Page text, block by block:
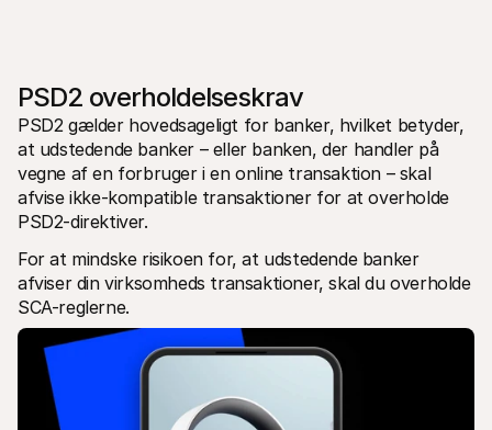
PSD2 overholdelseskrav
PSD2 gælder hovedsageligt for banker, hvilket betyder,
at udstedende banker – eller banken, der handler på
vegne af en forbruger i en online transaktion – skal
afvise ikke-kompatible transaktioner for at overholde
PSD2-direktiver.
For at mindske risikoen for, at udstedende banker
afviser din virksomheds transaktioner, skal du overholde
SCA-reglerne.